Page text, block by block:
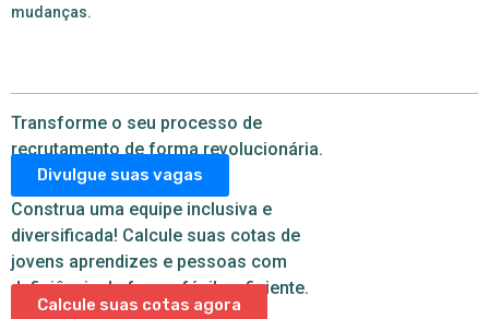
mudanças.
Transforme o seu processo de
recrutamento de forma revolucionária.
Divulgue suas vagas
Construa uma equipe inclusiva e
diversificada! Calcule suas cotas de
jovens aprendizes e pessoas com
deficiência de forma fácil e eficiente.
Calcule suas cotas agora